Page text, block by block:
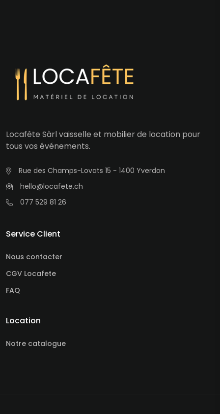
Locafête Sàrl vaisselle et mobilier de location pour
tous vos événements.
Rue des Champs-Lovats 15 - 1400 Yverdon
hello@locafete.ch
077 529 81 26
Service Client
Nous contacter
CGV Locafete
FAQ
Location
Notre catalogue